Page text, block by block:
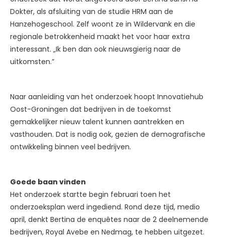
Dokter, als afsluiting van de studie HRM aan de
Hanzehogeschool. Zelf woont ze in Wildervank en die
regionale betrokkenheid maakt het voor haar extra
interessant. „Ik ben dan ook nieuwsgierig naar de
uitkomsten.”
Naar aanleiding van het onderzoek hoopt Innovatiehub
Oost-Groningen dat bedrijven in de toekomst
gemakkelijker nieuw talent kunnen aantrekken en
vasthouden. Dat is nodig ook, gezien de demografische
ontwikkeling binnen veel bedrijven.
Goede baan vinden
Het onderzoek startte begin februari toen het
onderzoeksplan werd ingediend. Rond deze tijd, medio
april, denkt Bertina de enquêtes naar de 2 deelnemende
bedrijven, Royal Avebe en Nedmag, te hebben uitgezet.